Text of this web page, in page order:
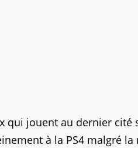
qui jouent au dernier
à la PS4 malgré